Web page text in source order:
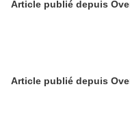
Article
Article